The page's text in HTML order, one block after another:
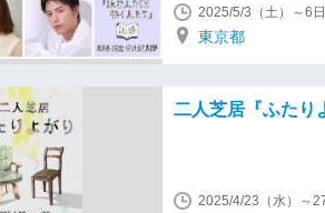
2025/5/3（土）～6日
東京都
二人芝居『ふたり
2025/4/23（水）～